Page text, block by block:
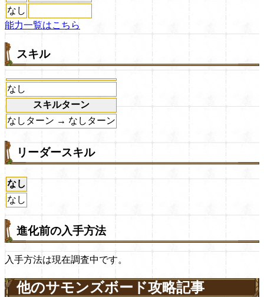
なし
能力一覧はこちら
スキル
なし
スキルターン
なしターン → なしターン
リーダースキル
なし
なし
進化前の入手方法
入手方法は現在調査中です。
他のサモンズボード攻略記事